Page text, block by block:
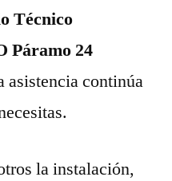
Técnico
Páramo 24
asistencia continúa
la instalación,